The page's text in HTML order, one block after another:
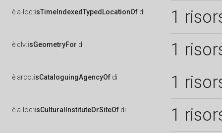
è a-loc:isTimeIndexedTypedLocationOf di 1
è clv:isGeometryFor di 1
è arco:isCataloguingAgencyOf di 1
è a-loc:isCulturalInstituteOrSiteOf di 1